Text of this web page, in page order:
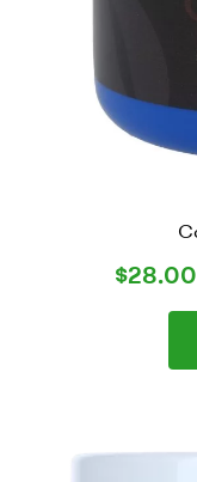
$28.00